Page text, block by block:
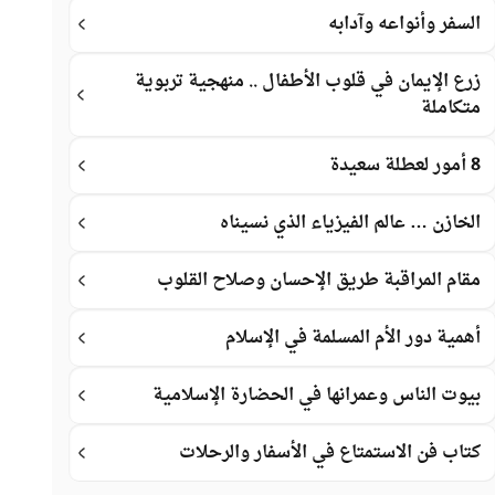
السفر وأنواعه وآدابه
زرع الإيمان في قلوب الأطفال .. منهجية تربوية
متكاملة
8 أمور لعطلة سعيدة
الخازن … عالم الفيزياء الذي نسيناه
مقام المراقبة طريق الإحسان وصلاح القلوب
أهمية دور الأم المسلمة في الإسلام
بيوت الناس وعمرانها في الحضارة الإسلامية
كتاب فن الاستمتاع في الأسفار والرحلات